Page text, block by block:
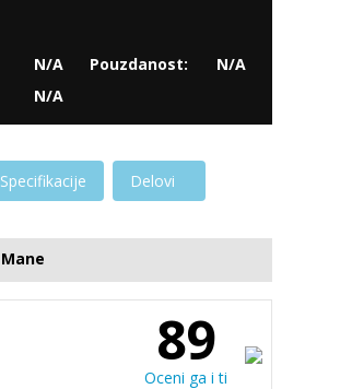
N/A
N/A
Pouzdanost: N/A
Specifikacije Delovi
Mane
89
Oceni ga i ti